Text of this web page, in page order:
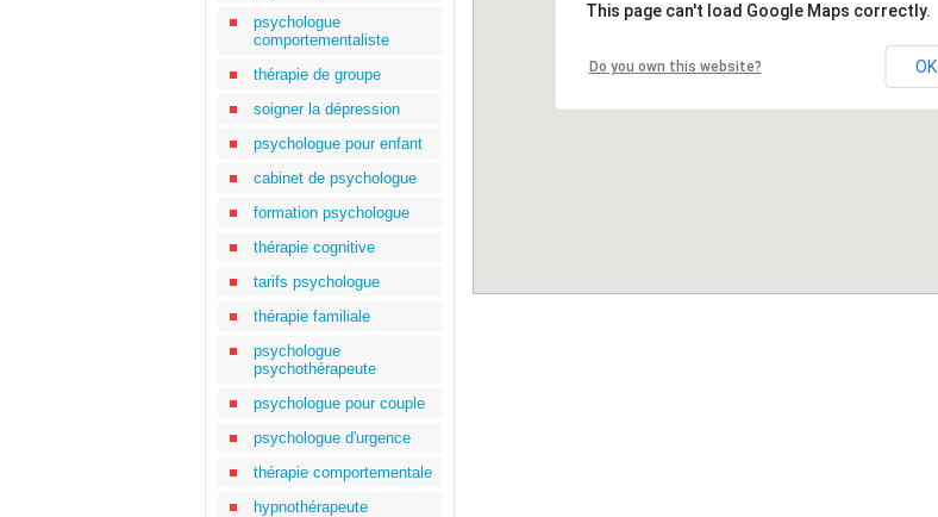
psychologue
comportementaliste
thérapie de groupe
soigner la dépression
psychologue pour enfant
cabinet de psychologue
formation psychologue
thérapie cognitive
tarifs psychologue
thérapie familiale
psychologue
psychothérapeute
psychologue pour couple
psychologue d'urgence
thérapie comportementale
hypnothérapeute
This page can't load Google Maps correctly.
Do you own this website? OK